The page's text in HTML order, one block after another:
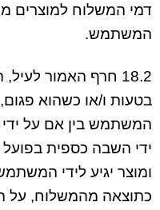
דמי המשלוח למוצרים
המשתמש.
18.2 חרף האמור
בטעות ו/או כשהוא
המשתמש בין אם על ידי
ידי השבה כספית
ומוצר יגיע לידי
כתוצאה מהמשלוח, על